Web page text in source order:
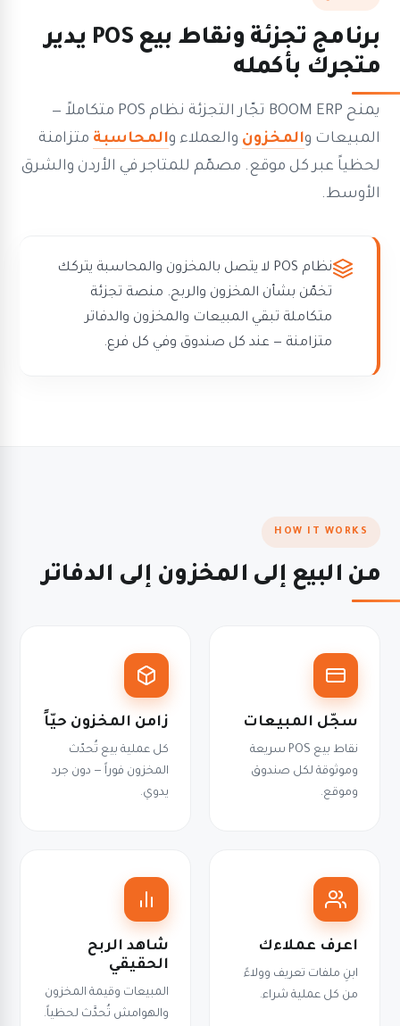
برنامج تجزئة ونقاط بيع POS يدير
متجرك بأكمله
يمنح BOOM ERP تجّار التجزئة نظام POS متكاملاً —
المبيعات والمخزون والعملاء والمحاسبة متزامنة
لحظياً عبر كل موقع. مصمّم للمتاجر في الأردن والشرق
الأوسط.
نظام POS لا يتصل بالمخزون والمحاسبة يتركك
تخمّن بشأن المخزون والربح. منصة تجزئة
متكاملة تبقي المبيعات والمخزون والدفاتر
متزامنة — عند كل صندوق وفي كل فرع.
HOW IT WORKS
من البيع إلى المخزون إلى الدفاتر
سجّل المبيعات
نقاط بيع POS سريعة
وموثوقة لكل صندوق
وموقع.
زامن المخزون حيّاً
كل عملية بيع تُحدّث
المخزون فوراً — دون جرد
يدوي.
اعرف عملاءك
ابنِ ملفات تعريف وولاءً
من كل عملية شراء.
شاهد الربح
الحقيقي
المبيعات وقيمة المخزون
والهوامش تُحدَّث لحظياً.